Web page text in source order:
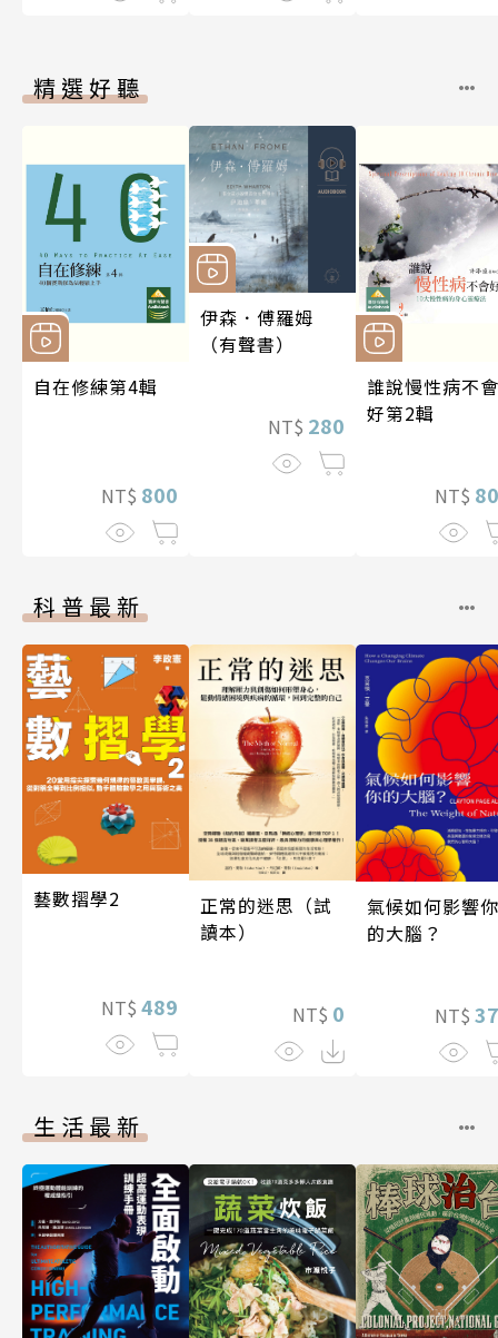
精選好聽
自在修練第4輯
NT$ 800
伊森．傅羅姆
（有聲書）
NT$ 280
誰說慢性病不會
好第2輯
NT$
科普最新
藝數摺學2
NT$ 489
正常的迷思（試
讀本）
NT$ 0
氣候如何影響你
的大腦？
NT$
生活最新